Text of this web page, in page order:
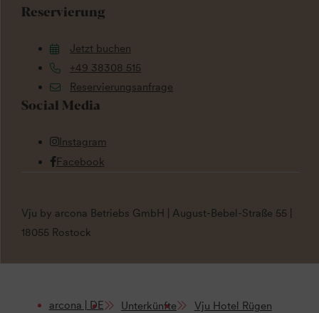
Reservierung
Jetzt buchen
+49 38308 515
Reservierungsanfrage
Social Media
Instagram
Facebook
Vju by arcona Betriebs GmbH | August-Bebel-Straße 55 |
18055 Rostock
arcona | DE Unterkünfte
Vju Hotel Rügen